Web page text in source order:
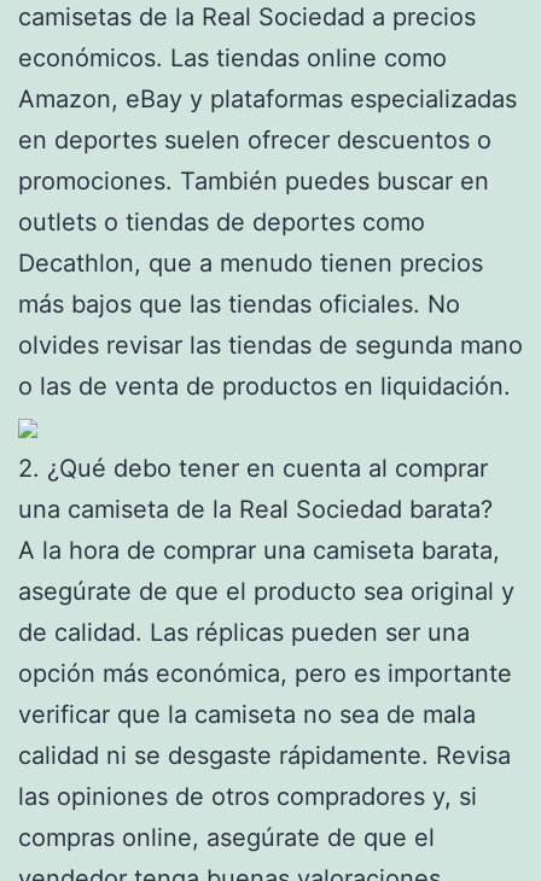
camisetas de la Real Sociedad a precios
económicos. Las tiendas online como
Amazon, eBay y plataformas especializadas
en deportes suelen ofrecer descuentos o
promociones. También puedes buscar en
outlets o tiendas de deportes como
Decathlon, que a menudo tienen precios
más bajos que las tiendas oficiales. No
olvides revisar las tiendas de segunda mano
o las de venta de productos en liquidación.
2. ¿Qué debo tener en cuenta al comprar
una camiseta de la Real Sociedad barata?
A la hora de comprar una camiseta barata,
asegúrate de que el producto sea original y
de calidad. Las réplicas pueden ser una
opción más económica, pero es importante
verificar que la camiseta no sea de mala
calidad ni se desgaste rápidamente. Revisa
las opiniones de otros compradores y, si
compras online, asegúrate de que el